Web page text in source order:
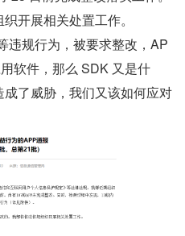
开展相关处置工作。
违规行为，被要求整改，AP
软件，那么 SDK 又是什
了威胁，我们又该如何应对